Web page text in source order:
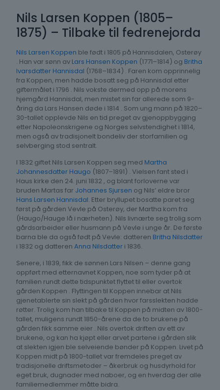
Nils Larsen Koppen (1805–
1875) – Tilbake til fedrenejorda
Nils Larsen Koppen ble født i 1805 på Hannisdalen, Osterøy
. Han var sønn av Lars Hansen Koppen (1771–1814) og Britha
Ivarsdatter Hannisdal (1768–1834) . Faren kom opprinnelig
fra Koppen, men hadde bosatt seg på Hannisdal etter
giftermålet i 1796 . Nils vokste dermed opp på morens
hjemgård Hannisdal, men mistet sin far allerede som 9-
åring da Lars Hansen døde i 1814 . Som ung mann på 1820–
30-tallet opplevde Nils en tid preget av gjenoppbygging
etter Napoleonskrigene og Norges selvstendighet i 1814,
men også av tradisjonelt bondeliv der storfamilien og
selvberging stod sentralt.
I 1832 giftet Nils Larsen Koppen seg med Martha
Johannesdatter Haugo (1807–1891) . Vielsen fant sted i
Haus kirke den 24. juni 1832 , og blant forloverne var
bruden Martas far Johannes Sjursen og Nils’ eldre bror
Hans Larsen Hannisdal. Etter bryllupet bosatte paret seg
først på gården Vevle på Osterøy, der Martha kom fra
(Haugo/Hauge lå i nærheten). Nils livnærte seg trolig som
gårdsarbeider eller husmann på Vevle i unge år. De første
barna ble da også født på Vevle: datteren Britha Nilsdatter
i 1832 og datteren Anna Nilsdatter i 1836.
Senere, i 1839, fikk de sønnen Lars Nilsen – denne gang
oppført med etternavnet Koppen, noe som tyder på at
familien rundt dette tidspunktet flyttet til eller overtok
gården Koppen . Flyttingen til Koppen innebar at Nils
gjenetablerte sin slekt på gården hvor farsslekten hadde
røtter. Trolig kom han tilbake til Koppen på midten av 1800-
tallet, muligens rundt 1850-årene da de to brukene på
gården fikk samme eier . Nils overtok driften av ett av
brukene, og kan ha kjøpt eller arvet partene i gården slik
at slekten igjen ble selveiende bønder på Koppen. Livet på
Koppen midt på 1800-tallet var fremdeles preget av
tradisjonelle driftsmetoder – åkerbruk og husdyrhold for
eget bruk, dugnader med naboer, og en hverdag der alle
familiemedlemmer måtte bidra.